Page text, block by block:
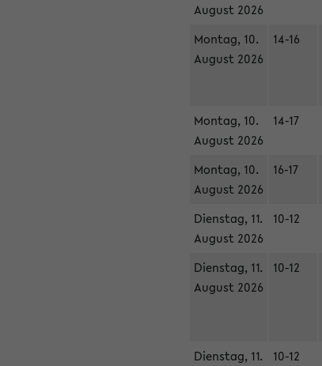
August 2026
Montag, 10.
August 2026
14-16
Montag, 10.
August 2026
14-17
Montag, 10.
August 2026
16-17
Dienstag, 11.
August 2026
10-12
Dienstag, 11.
August 2026
10-12
Dienstag, 11.
10-12